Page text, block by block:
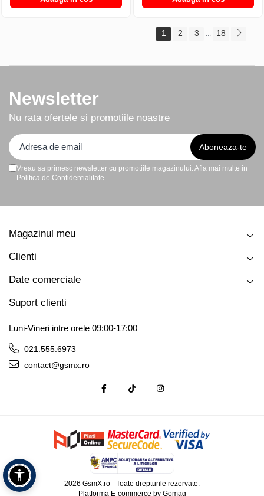
1 2 3 ... 18
Newsletter
Nu rata ofertele si promotiile noastre
Vreau sa primesc newsletter cu promotiile magazinului. Afla mai multe in
Politica de Confidentialitate
Magazinul meu
Clienti
Date comerciale
Suport clienti
Luni-Vineri intre orele 09:00-17:00
021.555.6973
contact@gsmx.ro
2026 GsmX.ro - Toate drepturile rezervate.
Platforma E-commerce by Gomag